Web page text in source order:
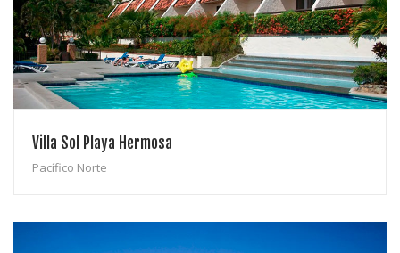
Villa Sol Playa Hermosa
Pacífico Norte